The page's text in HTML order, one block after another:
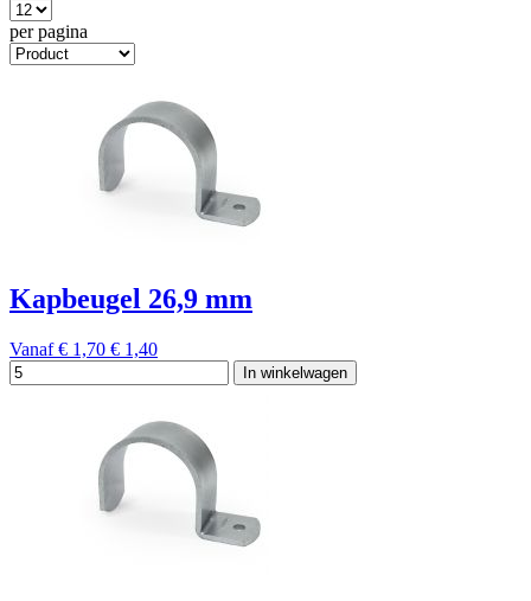
per pagina
Kapbeugel 26,9 mm
Vanaf € 1,70 € 1,40
In winkelwagen